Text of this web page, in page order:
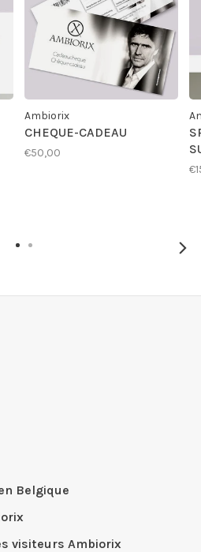
Ambiorix
CHEQUE-CADEAU
€50,00
Belgique
visiteurs Ambiorix